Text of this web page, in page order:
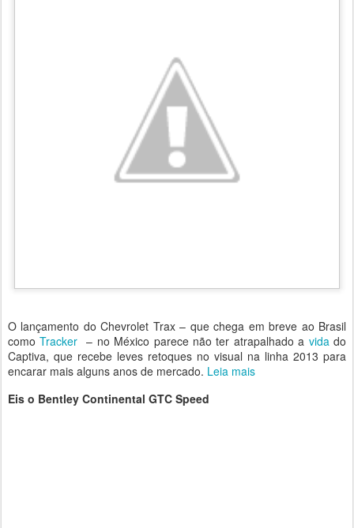
O lançamento do Chevrolet Trax – que chega em breve ao Brasil
comoTracker – no México parece não ter atrapalhado a vidado
Captiva, que recebe leves retoques no visual na linha 2013 para
encarar mais alguns anos de mercado. Leia mais
Eis o Bentley Continental GTC Speed